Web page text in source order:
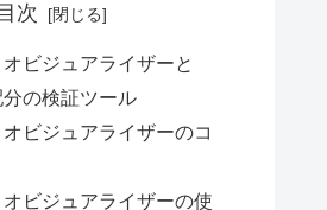
目次
ビジュアライザーと
の検証ツール
ビジュアライザーのコ
ビジュアライザーの使